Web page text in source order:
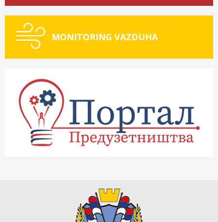
MONITORING VAZDUHA